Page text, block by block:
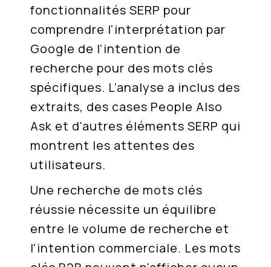
fonctionnalités SERP pour
comprendre l'interprétation par
Google de l'intention de
recherche pour des mots clés
spécifiques. L'analyse a inclus des
extraits, des cases People Also
Ask et d'autres éléments SERP qui
montrent les attentes des
utilisateurs.
Une recherche de mots clés
réussie nécessite un équilibre
entre le volume de recherche et
l'intention commerciale. Les mots